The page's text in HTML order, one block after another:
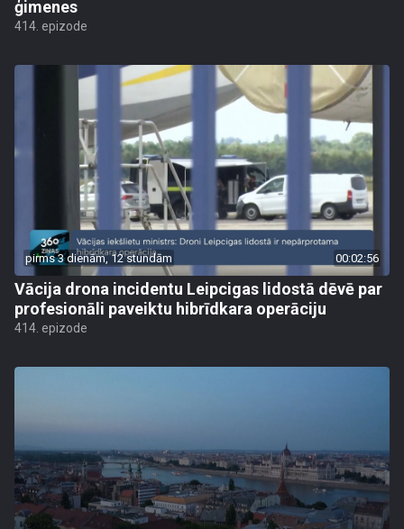
ģimenes
414. epizode
pirms 3 dienām, 12 stundām 00:02:56
Vācija drona incidentu Leipcigas lidostā dēvē par
profesionāli paveiktu hibrīdkara operāciju
414. epizode